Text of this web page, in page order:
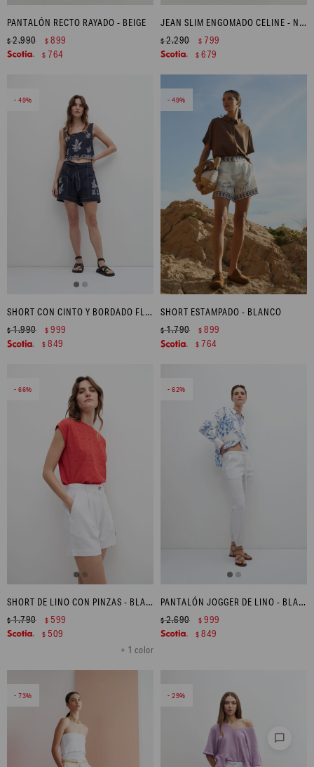
PANTALÓN RECTO RAYADO - BEIGE
$2.990 $ 899
$ 764
JEAN SLIM ENGOMADO CELINE - NEGRO
$2.290 $ 799
$ 679
49
SHORT CON CINTO Y BORDADO FLORAL - AZUL MARINO
$1.990 $ 999
$ 849
49
SHORT ESTAMPADO - BLANCO
$1.790 $ 899
$ 764
66
SHORT DE LINO CON PINZAS - BLANCO
+ 1 color
$1.790 $ 599
$ 509
62
PANTALÓN JOGGER DE LINO - BLANCO
$2.690 $ 999
$ 849
73 29
chat_bubble